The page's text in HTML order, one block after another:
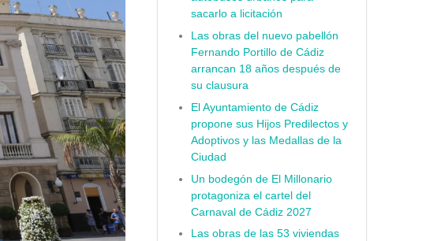
sacarlo a licitación
Las obras del nuevo pabellón
Fernando Portillo de Cádiz
arrancan 18 años después de
su clausura
El Ayuntamiento de Cádiz
propone sus Hijos Predilectos y
Adoptivos y las Medallas de la
Ciudad
Un bodegón de El Millonario
protagoniza el cartel del
Carnaval de Cádiz 2027
Las obras de las 53 viviendas